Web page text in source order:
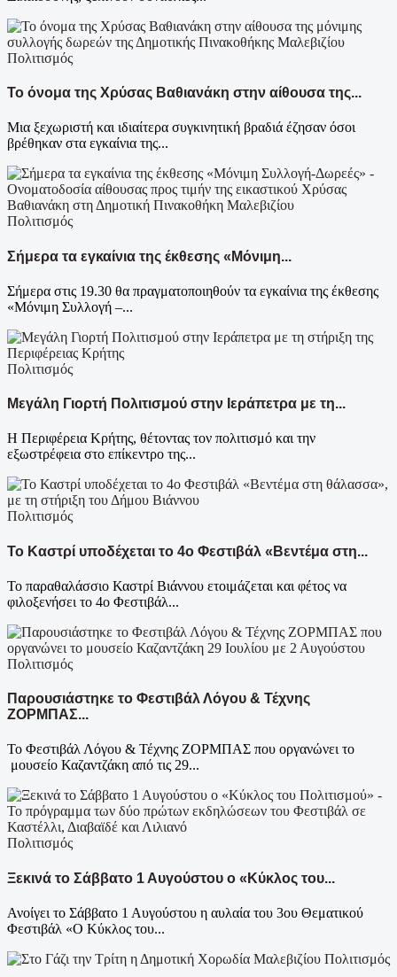
Πολιτισμός
Το όνομα της Χρύσας Βαθιανάκη στην αίθουσα της...
Μια ξεχωριστή και ιδιαίτερα συγκινητική βραδιά έζησαν όσοι
βρέθηκαν στα εγκαίνια της...
Πολιτισμός
Σήμερα τα εγκαίνια της έκθεσης «Μόνιμη...
Σήμερα στις 19.30 θα πραγματοποιηθούν τα εγκαίνια της έκθεσης
«Μόνιμη Συλλογή –...
Πολιτισμός
Μεγάλη Γιορτή Πολιτισμού στην Ιεράπετρα με τη...
Η Περιφέρεια Κρήτης, θέτοντας τον πολιτισμό και την
εξωστρέφεια στο επίκεντρο της...
Πολιτισμός
Το Καστρί υποδέχεται το 4ο Φεστιβάλ «Βεντέμα στη...
Το παραθαλάσσιο Καστρί Βιάννου ετοιμάζεται και φέτος να
φιλοξενήσει το 4ο Φεστιβάλ...
Πολιτισμός
Παρουσιάστηκε το Φεστιβάλ Λόγου & Τέχνης
ΖΟΡΜΠΑΣ...
To Φεστιβάλ Λόγου & Τέχνης ΖΟΡΜΠΑΣ που οργανώνει το
μουσείο Καζαντζάκη από τις 29...
Πολιτισμός
Ξεκινά το Σάββατο 1 Αυγούστου ο «Κύκλος του...
Ανοίγει το Σάββατο 1 Αυγούστου η αυλαία του 3ου Θεματικού
Φεστιβάλ «Ο Κύκλος του...
Πολιτισμός